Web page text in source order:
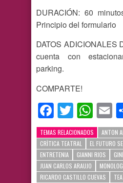
DURACIÓN: 60
Principio del formulario
DATOS ADICIONALES
cuenta con
parking.
COMPARTE!
Facebook
Twitter
TEMAS RELACIONADOS ANTON
CRÌTICA TEATRAL
EL FUTURO
ENTRETENIA
GIANNI RIOS
JUAN CARLOS ARAUJO
RICARDO CASTILLO CUEVAS